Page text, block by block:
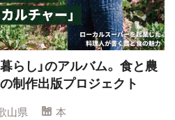
らし」のアルバム。 食と農
制作出版プロジェクト
山県
本